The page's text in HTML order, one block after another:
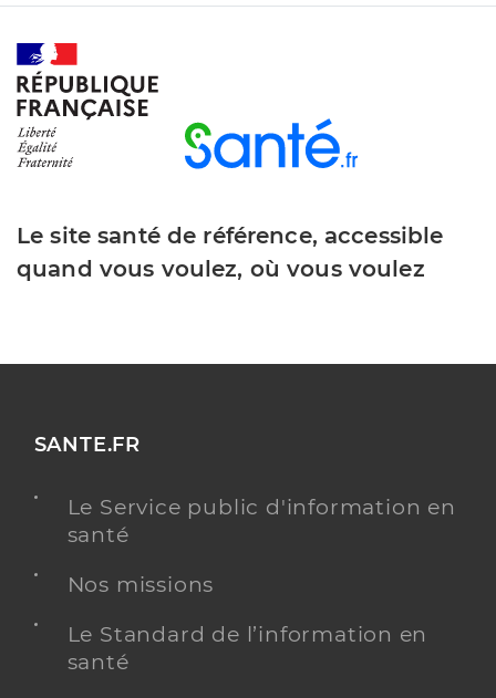
Le site santé de référence, accessible
quand vous voulez, où vous voulez
SANTE.FR
Le Service public d'information en
santé
Nos missions
Le Standard de l’information en
santé